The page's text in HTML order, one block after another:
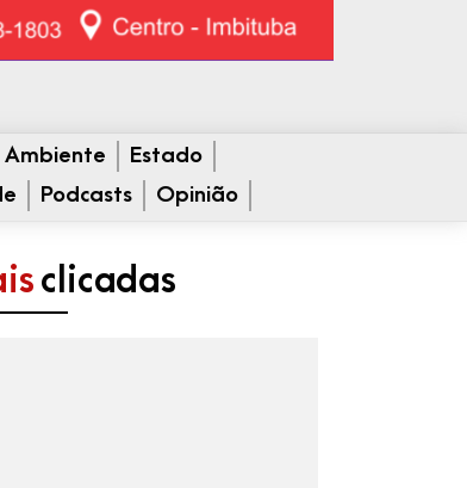
Ambiente
Estado
Podcasts Opinião
clicadas